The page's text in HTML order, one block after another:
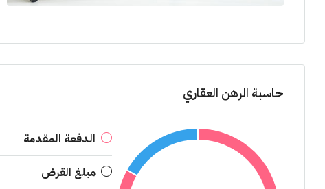
حاسبة الرهن العقاري
الدفعة المقدمة
مبلغ القرض